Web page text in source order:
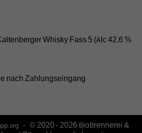
Whisky Fass 5 (Alc 42,6 %
nach Zahlungseingang
- © 2020 - 2026 BioBrennerei &